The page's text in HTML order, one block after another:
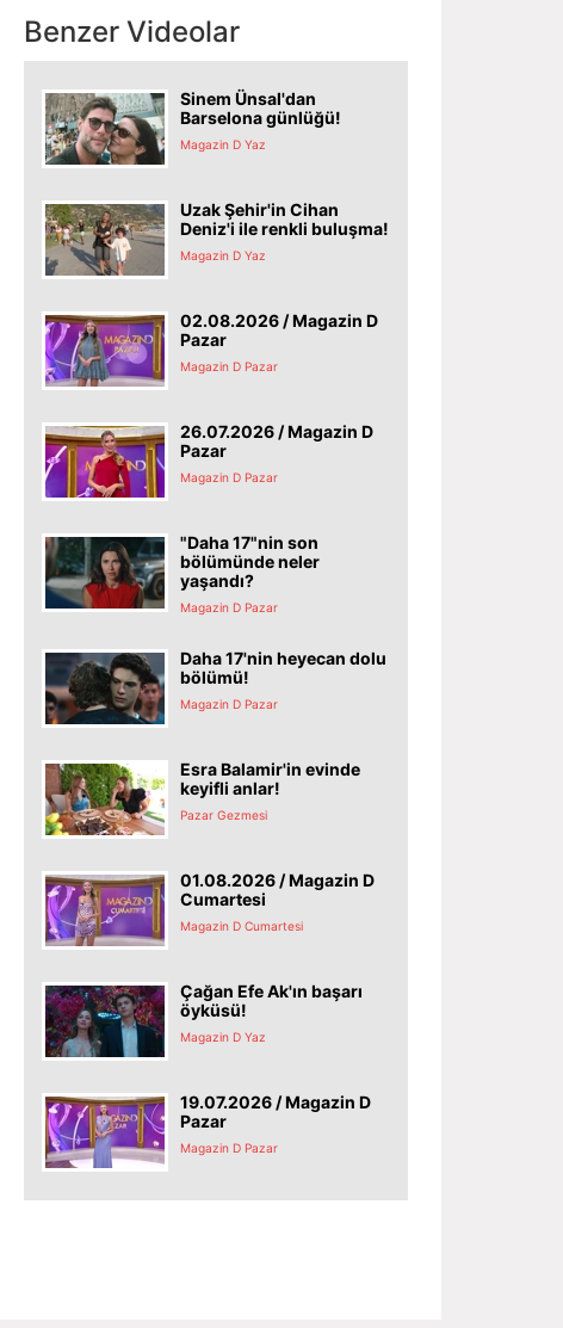
Benzer Videolar
Sinem Ünsal'dan
Barselona günlüğü!
Magazin D Yaz
Uzak Şehir'in Cihan
Deniz'i ile renkli buluşma!
Magazin D Yaz
02.08.2026 / Magazin D
Pazar
Magazin D Pazar
26.07.2026 / Magazin D
Pazar
Magazin D Pazar
"Daha 17"nin son
bölümünde neler
yaşandı?
Magazin D Pazar
Daha 17'nin heyecan dolu
bölümü!
Magazin D Pazar
Esra Balamir'in evinde
keyifli anlar!
Pazar Gezmesi
01.08.2026 / Magazin D
Cumartesi
Magazin D Cumartesi
Çağan Efe Ak'ın başarı
öyküsü!
Magazin D Yaz
19.07.2026 / Magazin D
Pazar
Magazin D Pazar